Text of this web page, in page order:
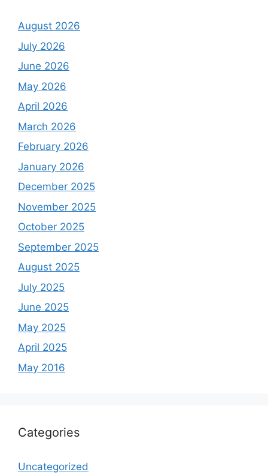
August 2026
July 2026
June 2026
May 2026
April 2026
March 2026
February 2026
January 2026
December 2025
November 2025
October 2025
September 2025
August 2025
July 2025
June 2025
May 2025
April 2025
May 2016
Categories
Uncategorized